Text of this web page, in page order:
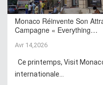
Monaco Réinvente Son
Campagne « Everything…
Avr 14,2026
Ce printemps, Visit
internationale...